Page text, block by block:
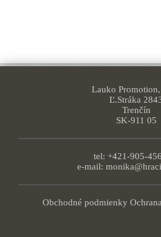
Lauko Promotion,
Ľ.Stráka
Trenčín
SK-911 05
tel: +421-905-
e-mail:
Obchodné podmienky